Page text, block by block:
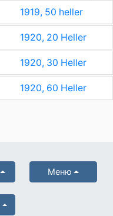
1919, 50 heller
1920, 20 Heller
1920, 30 Heller
1920, 60 Heller
Меню